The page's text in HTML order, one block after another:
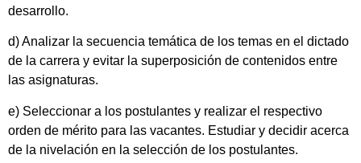
desarrollo.
d) Analizar la secuencia temática de los temas en el dictado
de la carrera y evitar la superposición de contenidos entre
las asignaturas.
e) Seleccionar a los postulantes y realizar el respectivo
orden de mérito para las vacantes. Estudiar y decidir acerca
de la nivelación en la selección de los postulantes.